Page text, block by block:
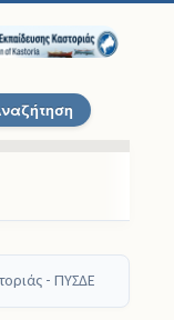
- ΠΥΣΔΕ